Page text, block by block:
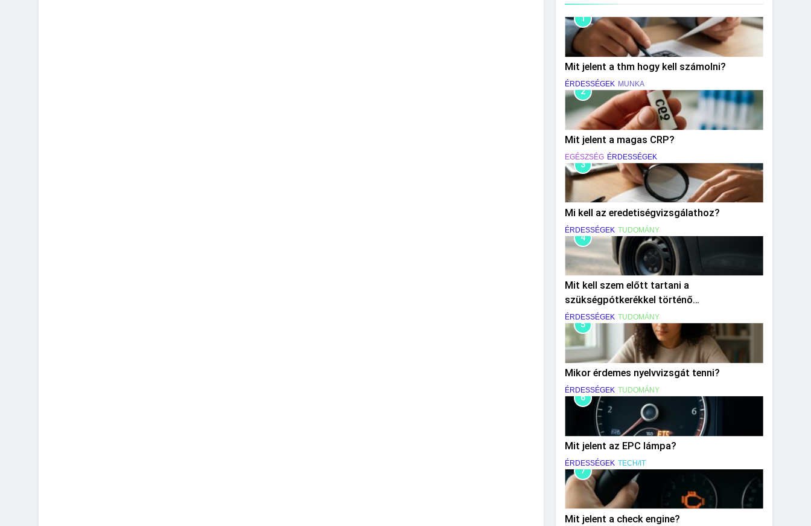
1
Mit jelent a thm hogy kell számolni?
ÉRDESSÉGEK MUNKA
2
Mit jelent a magas CRP?
EGÉSZSÉG ÉRDESSÉGEK
3
Mi kell az eredetiségvizsgálathoz?
ÉRDESSÉGEK TUDOMÁNY
4
Mit kell szem előtt tartani a
szükségpótkerékkel történő
közlekedéskor?
ÉRDESSÉGEK TUDOMÁNY
5
Mikor érdemes nyelvvizsgát tenni?
ÉRDESSÉGEK TUDOMÁNY
6
Mit jelent az EPC lámpa?
ÉRDESSÉGEK TECH/IT
7
Mit jelent a check engine?